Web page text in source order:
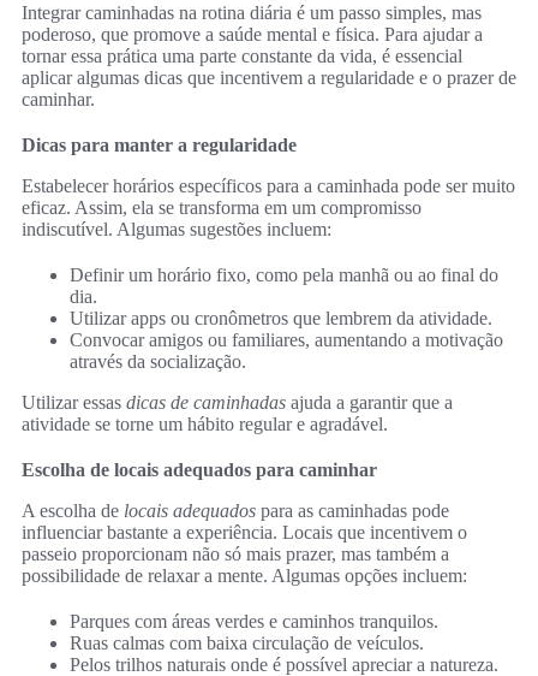
Integrar caminhadas na rotina diária é um passo simples, mas
poderoso, que promove a saúde mental e física. Para ajudar a
tornar essa prática uma parte constante da vida, é essencial
aplicar algumas dicas que incentivem a regularidade e o prazer de
caminhar.
Dicas para manter a regularidade
Estabelecer horários específicos para a caminhada pode ser muito
eficaz. Assim, ela se transforma em um compromisso
indiscutível. Algumas sugestões incluem:
Definir um horário fixo, como pela manhã ou ao final do
dia.
Utilizar apps ou cronômetros que lembrem da atividade.
Convocar amigos ou familiares, aumentando a motivação
através da socialização.
Utilizar essas dicas de caminhadas ajuda a garantir que a
atividade se torne um hábito regular e agradável.
Escolha de locais adequados para caminhar
A escolha de locais adequados para as caminhadas pode
influenciar bastante a experiência. Locais que incentivem o
passeio proporcionam não só mais prazer, mas também a
possibilidade de relaxar a mente. Algumas opções incluem:
Parques com áreas verdes e caminhos tranquilos.
Ruas calmas com baixa circulação de veículos.
Pelos trilhos naturais onde é possível apreciar a natureza.